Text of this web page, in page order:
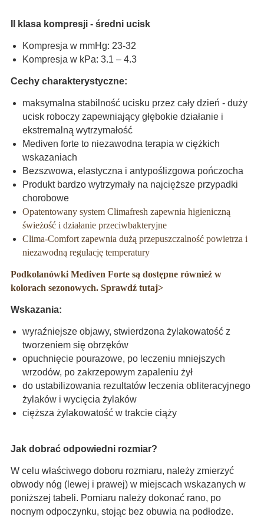
II klasa kompresji - średni ucisk
Kompresja w mmHg: 23-32
Kompresja w kPa: 3.1 – 4.3
Cechy charakterystyczne:
maksymalna stabilność ucisku przez cały dzień - duży
ucisk roboczy zapewniający głębokie działanie i
ekstremalną wytrzymałość
Mediven forte to niezawodna terapia w ciężkich
wskazaniach
Bezszwowa, elastyczna i antypoślizgowa pończocha
Produkt bardzo wytrzymały na najcięższe przypadki
chorobowe
Opatentowany system Climafresh zapewnia higieniczną
świeżość i działanie przeciwbakteryjne
Clima-Comfort zapewnia dużą przepuszczalność powietrza i
niezawodną regulację temperatury
Podkolanówki Mediven Forte są dostępne również w
kolorach sezonowych. Sprawdź tutaj>
Wskazania:
wyraźniejsze objawy, stwierdzona żylakowatość z
tworzeniem się obrzęków
opuchnięcie pourazowe, po leczeniu mniejszych
wrzodów, po zakrzepowym zapaleniu żył
do ustabilizowania rezultatów leczenia obliteracyjnego
żylaków i wycięcia żylaków
cięższa żylakowatość w trakcie ciąży
Jak dobrać odpowiedni rozmiar?
W celu właściwego doboru rozmiaru, należy zmierzyć
obwody nóg (lewej i prawej) w miejscach wskazanych w
poniższej tabeli. Pomiaru należy dokonać rano, po
nocnym odpoczynku, stojąc bez obuwia na podłodze.